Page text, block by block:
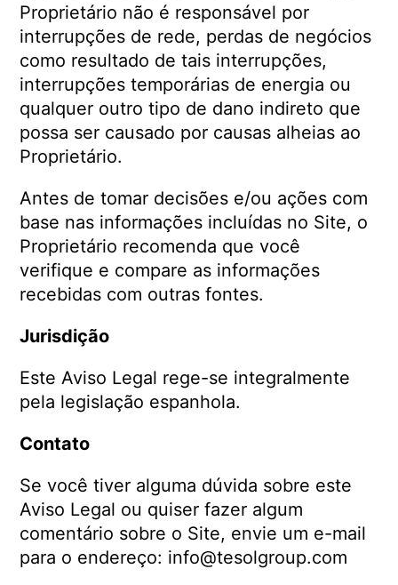
Proprietário não é responsável por
interrupções de rede, perdas de negócios
como resultado de tais interrupções,
interrupções temporárias de energia ou
qualquer outro tipo de dano indireto que
possa ser causado por causas alheias ao
Proprietário.
Antes de tomar decisões e/ou ações com
base nas informações incluídas no Site, o
Proprietário recomenda que você
verifique e compare as informações
recebidas com outras fontes.
Jurisdição
Este Aviso Legal rege-se integralmente
pela legislação espanhola.
Contato
Se você tiver alguma dúvida sobre este
Aviso Legal ou quiser fazer algum
comentário sobre o Site, envie um e-mail
para o endereço: info@tesolgroup.com